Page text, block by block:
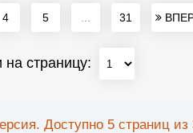
4 5 31
на страницу:
Доступно 5 страниц из